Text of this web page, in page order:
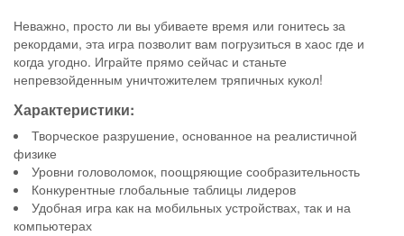
Неважно, просто ли вы убиваете время или гонитесь за
рекордами, эта игра позволит вам погрузиться в хаос где и
когда угодно. Играйте прямо сейчас и станьте
непревзойденным уничтожителем тряпичных кукол!
Характеристики:
Творческое разрушение, основанное на реалистичной
физике
Уровни головоломок, поощряющие сообразительность
Конкурентные глобальные таблицы лидеров
Удобная игра как на мобильных устройствах, так и на
компьютерах